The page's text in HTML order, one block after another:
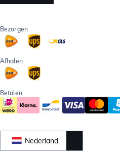
Bezorgen
Afhalen
Betalen
Nederland